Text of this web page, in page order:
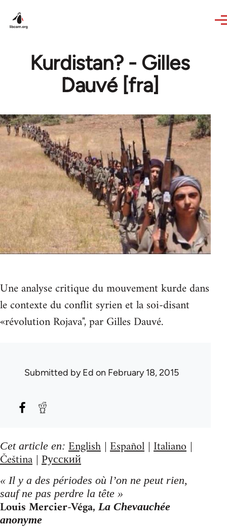
Kurdistan? - Gilles
Dauvé [fra]
Une analyse critique du mouvement kurde dans
le contexte du conflit syrien et la soi-disant
«révolution Rojava", par Gilles Dauvé.
Submitted byEd on February 18, 2015
Cet article en: English | Español | Italiano |
Čeština | Русский
« Il y a des périodes où l’on ne peut rien,
sauf ne pas perdre la tête »
Louis Mercier-Véga, La Chevauchée
anonyme